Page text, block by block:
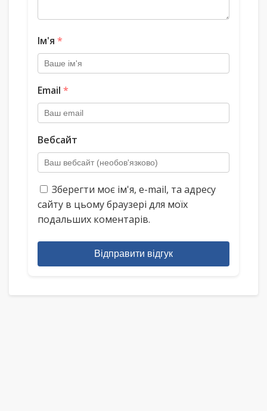
Ім'я *
Email *
Вебсайт
Зберегти моє ім'я, e-mail, та адресу
сайту в цьому браузері для моїх
подальших коментарів.
Відправити відгук